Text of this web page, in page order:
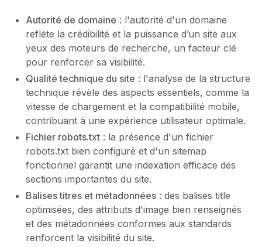
Autorité de domaine : l'autorité d'un domaine
reflète la crédibilité et la puissance d’un site aux
yeux des moteurs de recherche, un facteur clé
pour renforcer sa visibilité.
Qualité technique du site : l'analyse de la structure
technique révèle des aspects essentiels, comme la
vitesse de chargement et la compatibilité mobile,
contribuant à une expérience utilisateur optimale.
Fichier robots.txt : la présence d'un fichier
robots.txt bien configuré et d'un sitemap
fonctionnel garantit une indexation efficace des
sections importantes du site.
Balises titres et métadonnées : des balises title
optimisées, des attributs d'image bien renseignés
et des métadonnées conformes aux standards
renforcent la visibilité du site.